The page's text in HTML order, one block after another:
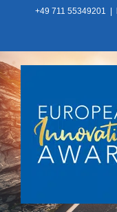
springen
+49 711 55349201